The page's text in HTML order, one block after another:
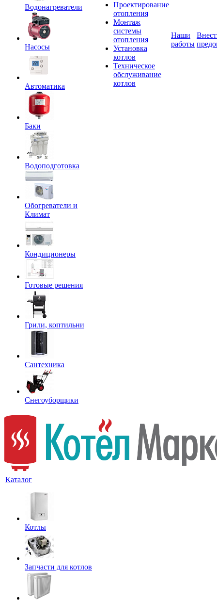
Водонагреватели
Насосы
Автоматика
Баки
Водоподготовка
Обогреватели и
Климат
Кондиционеры
Готовые решения
Грили, коптильни
Сантехника
Снегоуборщики
Проектирование
отопления
Монтаж
системы
отопления
Установка
котлов
Техническое
обслуживание
котлов
Наши
работы
Каталог
Котлы
Запчасти для котлов